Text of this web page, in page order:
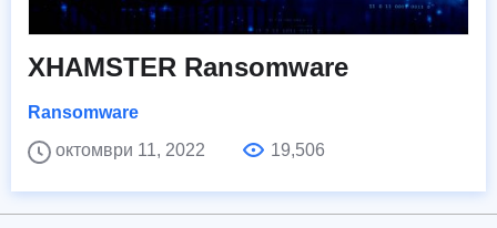
XHAMSTER Ransomware
Ransomware
октомври 11, 2022
19,506